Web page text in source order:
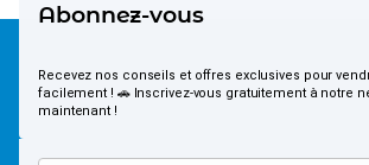
Abonnez-vous
Recevez nos conseils et offres exclusives pour
facilement ! 🚗 Inscrivez-vous gratuitement à notre
maintenant !